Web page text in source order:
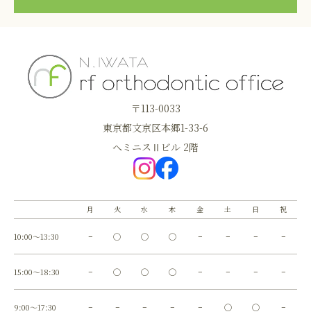
〒113-0033
東京都文京区本郷1-33-6
へミニスⅡビル 2階
月 火 水 木 金 土 日 祝
10:00～13:30 − ◯ ◯ ◯ − − − −
15:00～18:30 − ◯ ◯ ◯ − − − −
9:00～17:30 − − − − − ◯ ◯ −